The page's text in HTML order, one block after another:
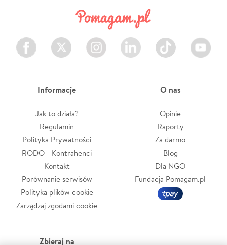
Facebook Twitter Instagram LinkedIn TikTok Youtube
Informacje
Jak to działa?
Regulamin
Polityka Prywatności
RODO - Kontrahenci
Kontakt
Porównanie serwisów
Polityka plików cookie
Zarządzaj zgodami cookie
O nas
Opinie
Raporty
Za darmo
Blog
Dla NGO
Fundacja Pomagam.pl
Zbieraj na